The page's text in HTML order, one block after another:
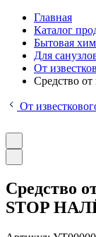
Главная
Каталог
Бытовая
Для
От
Средство
От
Средство
STOP